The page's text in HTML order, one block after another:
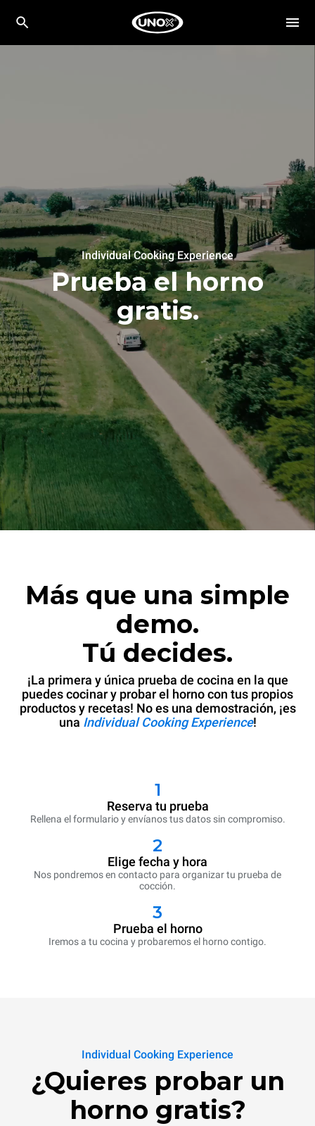
Individual Cooking Experience
Prueba el horno
gratis.
Más que una simple
demo.
Tú decides.
¡La primera y única prueba de cocina en la que
puedes cocinar y probar el horno con tus propios
productos y recetas! No es una demostración, ¡es
una Individual Cooking Experience!
1
Reserva tu prueba
Rellena el formulario y envíanos tus datos sin compromiso.
2
Elige fecha y hora
Nos pondremos en contacto para organizar tu prueba de
cocción.
3
Prueba el horno
Iremos a tu cocina y probaremos el horno contigo.
Individual Cooking Experience
¿Quieres probar un
horno gratis?